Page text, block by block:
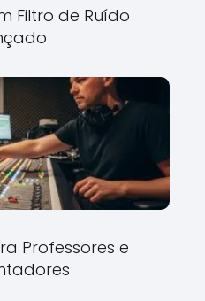
Filtro de Ruído
Professores e